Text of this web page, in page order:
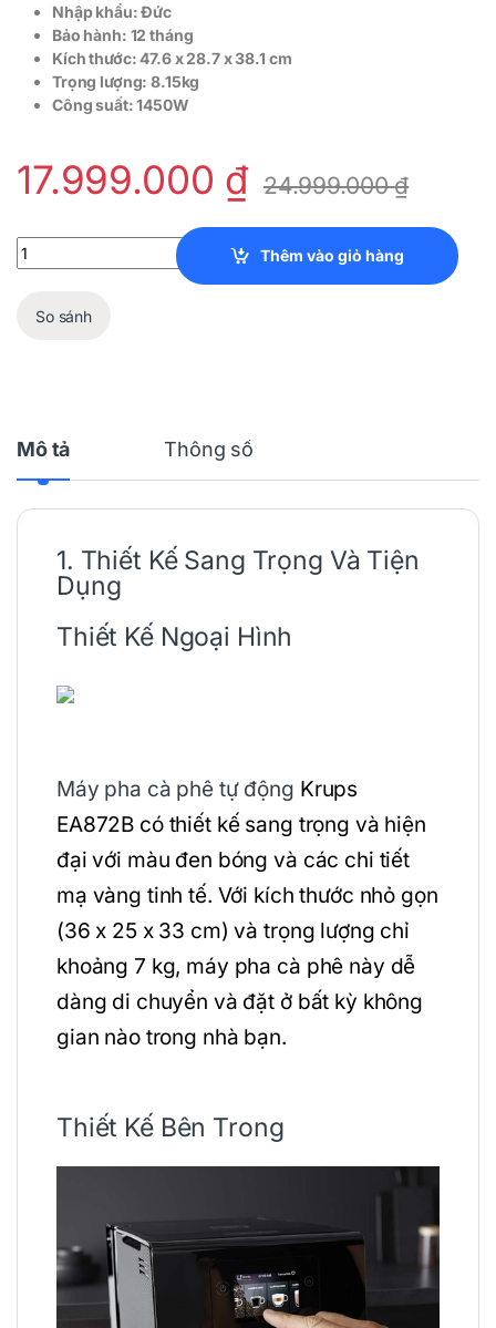
Nhập khẩu: Đức
Bảo hành: 12 tháng
Kích thước: 47.6 x 28.7 x 38.1 cm
Trọng lượng: 8.15kg
Công suất: 1450W
17.999.000 ₫ 24.999.000₫
Máy Pha Cà Phê Tự Động Krups EA872B quantity
Thêm vào giỏ hàng
So sánh
Mô tả Thông số
1. Thiết Kế Sang Trọng Và Tiện
Dụng
Thiết Kế Ngoại Hình
Máy pha cà phê tự động Krups
EA872B có thiết kế sang trọng và hiện
đại với màu đen bóng và các chi tiết
mạ vàng tinh tế. Với kích thước nhỏ gọn
(36 x 25 x 33 cm) và trọng lượng chỉ
khoảng 7 kg, máy pha cà phê này dễ
dàng di chuyển và đặt ở bất kỳ không
gian nào trong nhà bạn.
Thiết Kế Bên Trong